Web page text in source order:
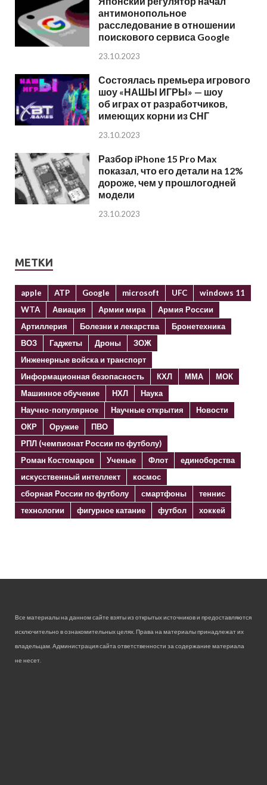
антимонопольное
расследование в отношении
поискового сервиса Google
23.10.2023
Состоялась премьера игрового
шоу «НАШЫ ИГРЫ» — шоу
об играх от разработчиков,
имеющих корни из СНГ
23.10.2023
Разбор iPhone 15 Pro Max
показал, что его детали на 12%
дороже, чем у прошлогодней
модели
23.10.2023
МЕТКИ
apple ATP Google microsoft UFC
windows 11
WTA
Авиация Армии мира
Армия России
Артиллерия
Болезни и лекарства
Бронетехника
ВОЗ
Гаджеты Дроны
ЗОЖ
Инженерные войска и транспорт
Информационная безопасность
КХЛ ММА
МОК
Машинное обучение
НХЛ
Наука
Научно-популярное
Научные открытия
Новости
ОКР
Оружие
ПВО
РПЛ (чемпионат России по футболу)
Роман Костомаров
Ученые Флот
единоборства
искусственный интеллект
космос
сборная России по футболу
смартфоны
теннис
технологии
фигурное катание футбол хоккей
Все материалы на данном сайте взяты из открытых источников и предоставляются
исключительно в ознакомительных целях. Права на материалы принадлежат их
владельцам. Администрация сайта ответственности за содержание материала
не несет.